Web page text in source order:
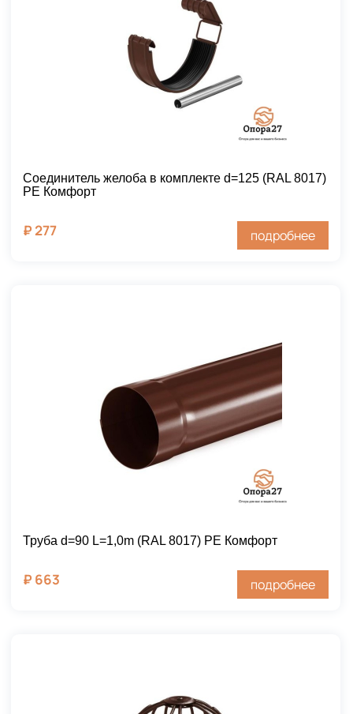
Соединитель желоба в комплекте d=125 (RAL 8017)
PE Комфорт
₽277 подробнее
Труба d=90 L=1,0m (RAL 8017) PE Комфорт
₽ 663 подробнее